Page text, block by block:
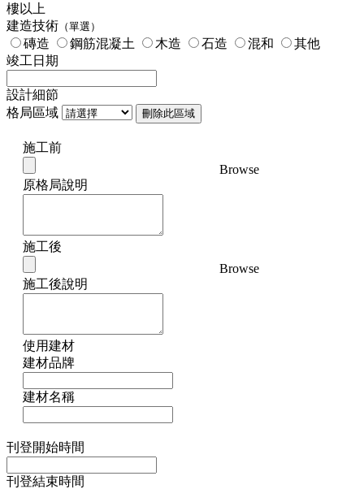
樓以上
建造技術 （單選）
磚造 鋼筋混凝土 木造 石造 混和
其他
竣工日期
設計細節
格局區域
刪除此區域
施工前
Browse
原格局說明
施工後
Browse
施工後說明
使用建材
建材品牌
建材名稱
刊登開始時間
刊登結束時間